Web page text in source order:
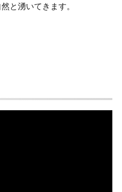
と湧いてきます。